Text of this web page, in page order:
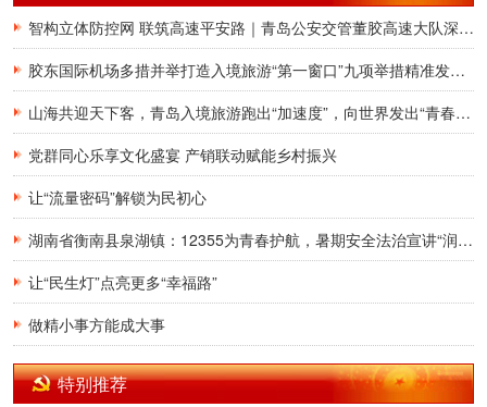
智构立体防控网 联筑高速平安路｜青岛公安交管董胶高速大队深耕交通治理提质增效
胶东国际机场多措并举打造入境旅游“第一窗口”九项举措精准发力，助力青岛建设国际滨海旅游度假胜地
山海共迎天下客，青岛入境旅游跑出“加速度”，向世界发出“青春之约”
党群同心乐享文化盛宴 产销联动赋能乡村振兴
让“流量密码”解锁为民初心
湖南省衡南县泉湖镇：12355为青春护航，暑期安全法治宣讲“润”童心
让“民生灯”点亮更多“幸福路”
做精小事方能成大事
特别推荐